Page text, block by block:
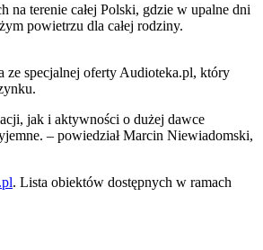
terenie całej Polski, gdzie w upalne dni
powietrzu dla całej rodziny.
ze specjalnej oferty Audioteka.pl, który
jak i aktywności o dużej dawce
– powiedział Marcin Niewiadomski,
. Lista obiektów dostępnych w ramach